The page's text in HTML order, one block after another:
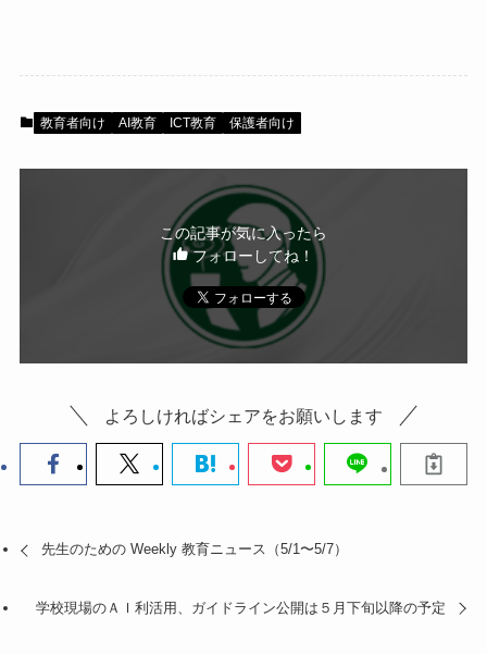
e
b
er
教育者向け AI教育 ICT教育 保護者向け
この記事が気に入ったら
フォローしてね！
よろしければシェアをお願いします
先生のための Weekly 教育ニュース（5/1〜5/7）
学校現場のＡＩ利活用、ガイドライン公開は５月下旬以降の予定